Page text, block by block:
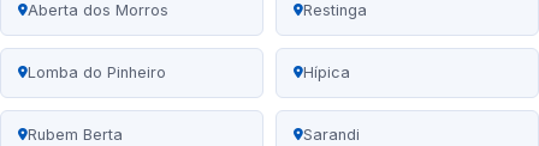
Aberta dos Morros Restinga
Lomba do Pinheiro Hípica
Rubem Berta Sarandi